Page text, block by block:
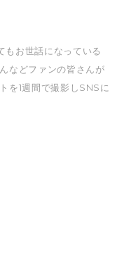
もお世話になっている
などファンの皆さんが
を1週間で撮影しSNSに